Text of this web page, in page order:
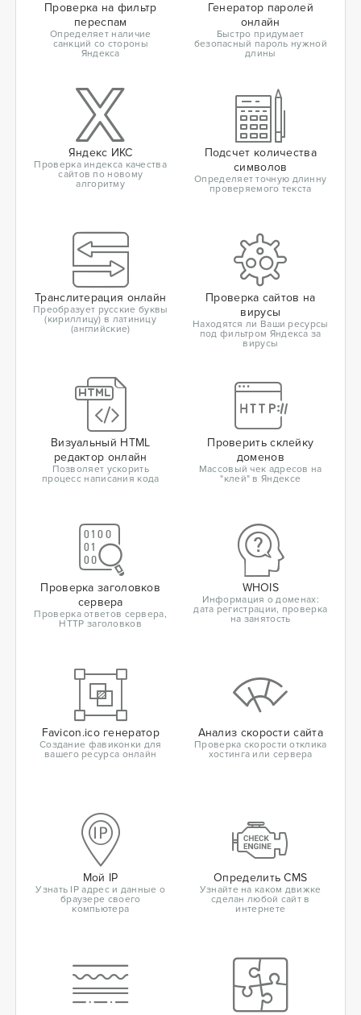
Проверка на фильтр
переспам
Определяет наличие
санкций со стороны
Яндекса
Генератор паролей
онлайн
Быстро придумает
безопасный пароль нужной
длины
Яндекс ИКС
Проверка индекса качества
сайтов по новому
алгоритму
Подсчет количества
символов
Определяет точную длинну
проверяемого текста
Транслитерация онлайн
Преобразует русские буквы
(кириллицу) в латиницу
(английские)
Проверка сайтов на
вирусы
Находятся ли Ваши ресурсы
под фильтром Яндекса за
вирусы
Визуальный HTML
редактор онлайн
Позволяет ускорить
процесс написания кода
Проверить склейку
доменов
Массовый чек адресов на
"клей" в Яндексе
Проверка заголовков
сервера
Проверка ответов сервера,
HTTP заголовков
WHOIS
Информация о доменах:
дата регистрации, проверка
на занятость
Favicon.ico генератор
Создание фавиконки для
вашего ресурса онлайн
Анализ скорости сайта
Проверка скорости отклика
хостинга или сервера
Мой IP
Узнать IP адрес и данные о
браузере своего
компьютера
Определить CMS
Узнайте на каком движке
сделан любой сайт в
интернете